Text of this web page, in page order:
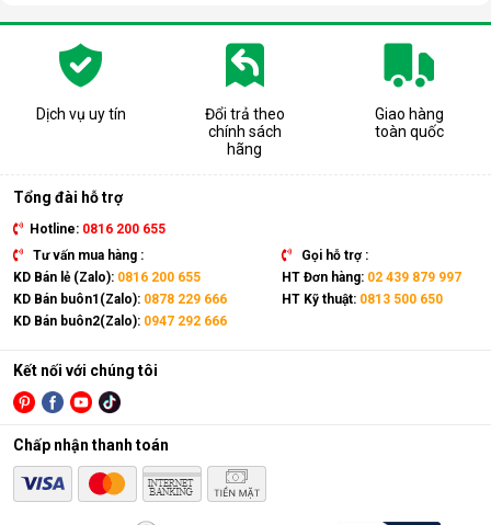
Dịch vụ uy tín
Đổi trả theo
chính sách
hãng
Giao hàng
toàn quốc
Tổng đài hỗ trợ
Hotline: 0816 200 655
Tư vấn mua hàng :
KD Bán lẻ (Zalo): 0816 200 655
KD Bán buôn1(Zalo): 0878 229 666
KD Bán buôn2(Zalo): 0947 292 666
Gọi hỗ trợ :
HT Đơn hàng: 02 439 879 997
HT Kỹ thuật: 0813 500 650
Kết nối với chúng tôi
Chấp nhận thanh toán